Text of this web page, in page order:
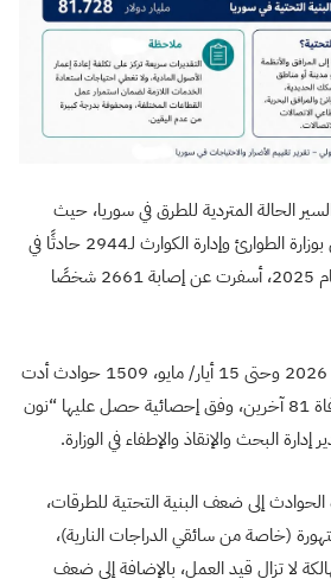
الحالة المتردية للطرق في سوريا، حيث
استجابت فرق الدفاع المدني بوزارة الطوارئ وإدارة الكوارث لـ2944 حادثًا في
مختلف المحافظات خلال عام 2025، أسفرت عن إصابة 2661 شخصًا
كما سجلت الفترة من مطلع 2026 وحتى 15 أيار/ مايو، 1509 حوادث أدت
إلى إصابة 1334 شخصًا ووفاة 81 آخرين، وفق إحصائية حصل عليها “نون
البحث والإنقاذ والإطفاء في الوزارة.
إلى ضعف البنية التحتية للطرقات،
(خاصة من سائقي الدراجات النارية)،
لا تزال قيد العمل، بالإضافة إلى ضعف